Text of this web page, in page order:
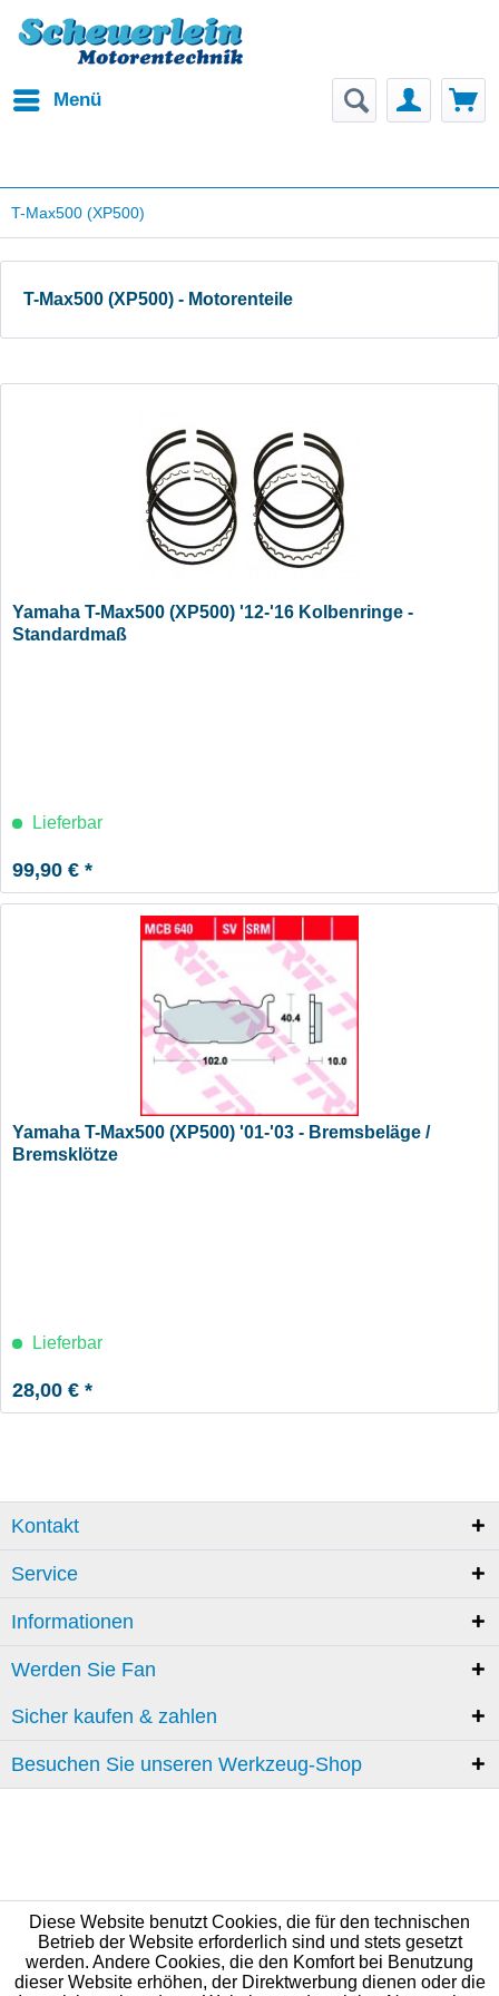
Menü
T-Max500 (XP500)
T-Max500 (XP500) - Motorenteile
Yamaha T-Max500 (XP500) '12-'16 Kolbenringe -
Standardmaß
Lieferbar
99,90 € *
Yamaha T-Max500 (XP500) '01-'03 - Bremsbeläge /
Bremsklötze
Lieferbar
28,00 € *
Kontakt
Service
Informationen
Werden Sie Fan
Sicher kaufen & zahlen
Besuchen Sie unseren Werkzeug-Shop
Diese Website benutzt Cookies, die für den technischen
Betrieb der Website erforderlich sind und stets gesetzt
werden. Andere Cookies, die den Komfort bei Benutzung
dieser Website erhöhen, der Direktwerbung dienen oder die